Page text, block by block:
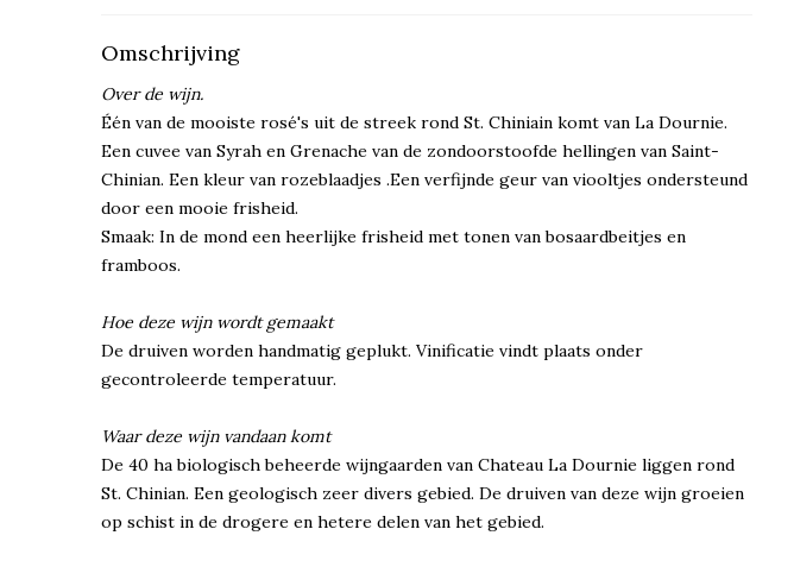
Omschrijving
Over de wijn.
Één van de mooiste rosé's uit de streek rond St. Chiniain komt van La Dournie.
Een cuvee van Syrah en Grenache van de zondoorstoofde hellingen van Saint-
Chinian. Een kleur van rozeblaadjes .Een verfijnde geur van viooltjes ondersteund
door een mooie frisheid.
Smaak: In de mond een heerlijke frisheid met tonen van bosaardbeitjes en
framboos.
Hoe deze wijn wordt gemaakt
De druiven worden handmatig geplukt. Vinificatie vindt plaats onder
gecontroleerde temperatuur.
Waar deze wijn vandaan komt
De 40 ha biologisch beheerde wijngaarden van Chateau La Dournie liggen rond
St. Chinian. Een geologisch zeer divers gebied. De druiven van deze wijn groeien
op schist in de drogere en hetere delen van het gebied.